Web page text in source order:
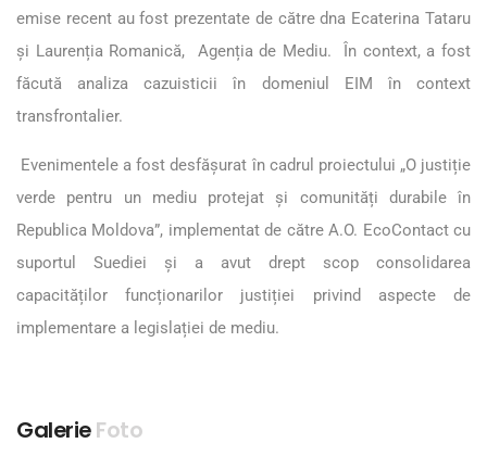
emise recent au fost prezentate de către dna Ecaterina Tataru
și Laurenția Romanică, Agenția de Mediu. În context, a fost
făcută analiza cazuisticii în domeniul EIM în context
transfrontalier.
Evenimentele a fost desfășurat în cadrul proiectului „O justiție
verde pentru un mediu protejat și comunități durabile în
Republica Moldova”, implementat de către A.O. EcoContact cu
suportul Suediei și a avut drept scop consolidarea
capacităților funcționarilor justiției privind aspecte de
implementare a legislației de mediu.
GalerieFoto